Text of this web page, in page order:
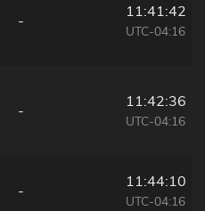
-
11:41:42
UTC-04:16
-
11:42:36
UTC-04:16
-
11:44:10
UTC-04:16